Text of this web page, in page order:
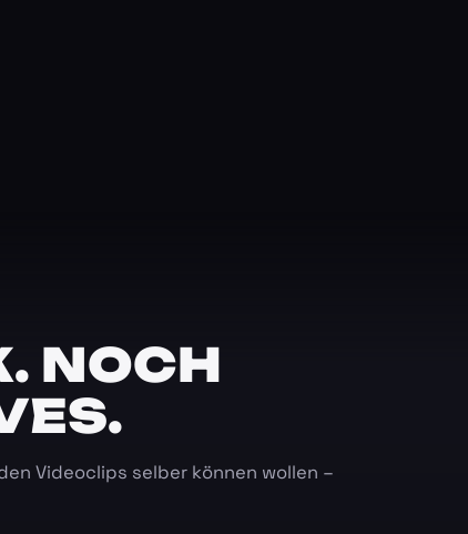
NOCH
Videoclips selber können wollen –